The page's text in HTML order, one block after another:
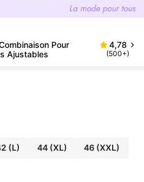
Pour
Ajustables
4,78
(500+)
(L) 44(XL) 46 (XXL)